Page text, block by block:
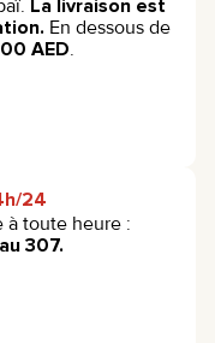
La livraison est
En dessous de
AED.
24
à toute heure :
307.